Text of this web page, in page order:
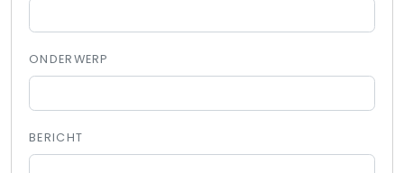
ONDERWERP
BERICHT